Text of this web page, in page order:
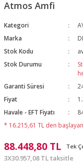
Atmos Amfi
Kategori
Marka
Stok Kodu
Stok Durumu
Garanti Süresi
Fiyat
Havale - EFT Fiyatı
* 16.215,61 TL den
88.448,80 TL Tek
3X30.957,08 TL taksitle